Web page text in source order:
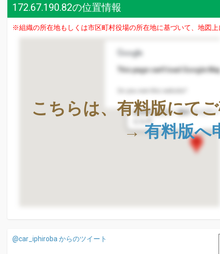
172.67.190.82の位置情報
※組織の所在地もしくは市区町村役場の所在地に基づいて、地図
株式会社Geolocation
〒411-0036
静岡県三島市一番町18-22ア
This page can't load Google
こちらは、有料版にて
→有料版へ
@car_iphiroba からのツイート